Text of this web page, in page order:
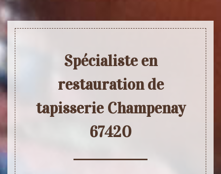
Spécialiste en
restauration de
tapisserie Champenay
67420